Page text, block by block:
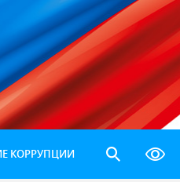
КОРРУПЦИИ